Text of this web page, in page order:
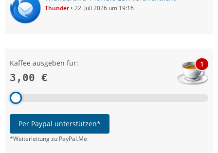
Thunder 22. Juli 2026 um 19:16
Kaffee ausgeben für:
3,00 €
1
Per Paypal unterstützen*
*Weiterleitung zu PayPal.Me